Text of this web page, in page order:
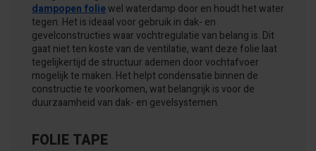
dampopen foliewel waterdamp door en houdt het water
tegen. Het is ideaal voor gebruik in dak- en
gevelconstructies waar vochtregulatie van belang is. Dit
gaat niet ten koste van de ventilatie, want deze folie laat
tegelijkertijd de structuur ademen door vochtafvoer
mogelijk te maken. Het helpt condensatie binnen de
constructie te voorkomen, wat belangrijk is voor de
duurzaamheid van dak- en gevelsystemen.
FOLIE TAPE